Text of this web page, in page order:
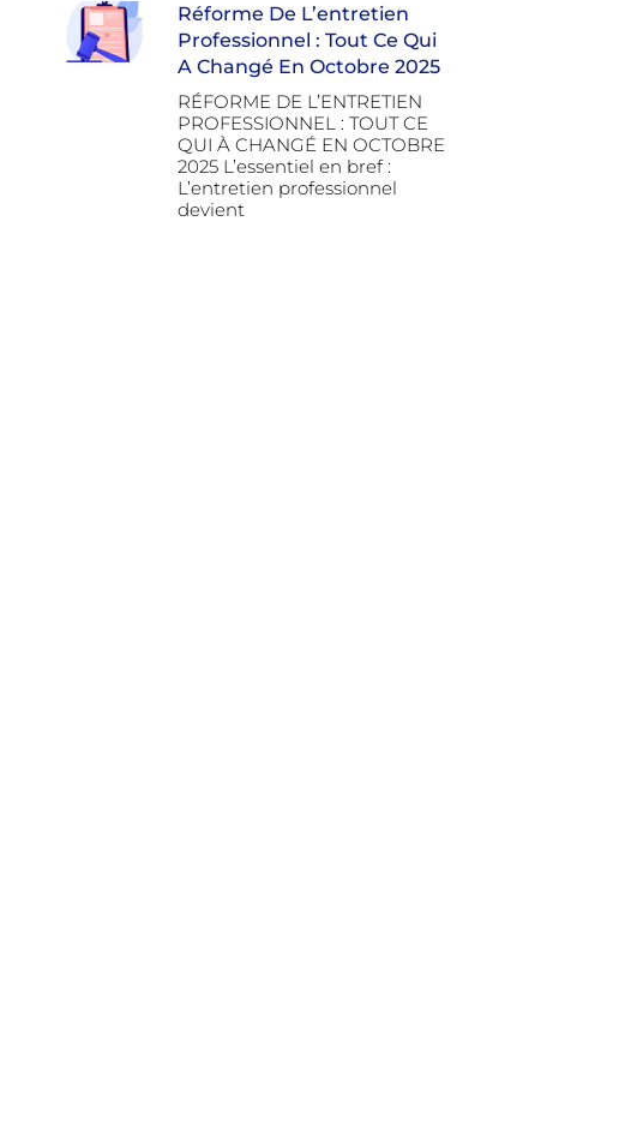
Réforme De L’entretien
Professionnel : Tout Ce Qui
A Changé En Octobre 2025
RÉFORME DE L’ENTRETIEN
PROFESSIONNEL : TOUT CE
QUI À CHANGÉ EN OCTOBRE
2025 L’essentiel en bref :
L’entretien professionnel
devient